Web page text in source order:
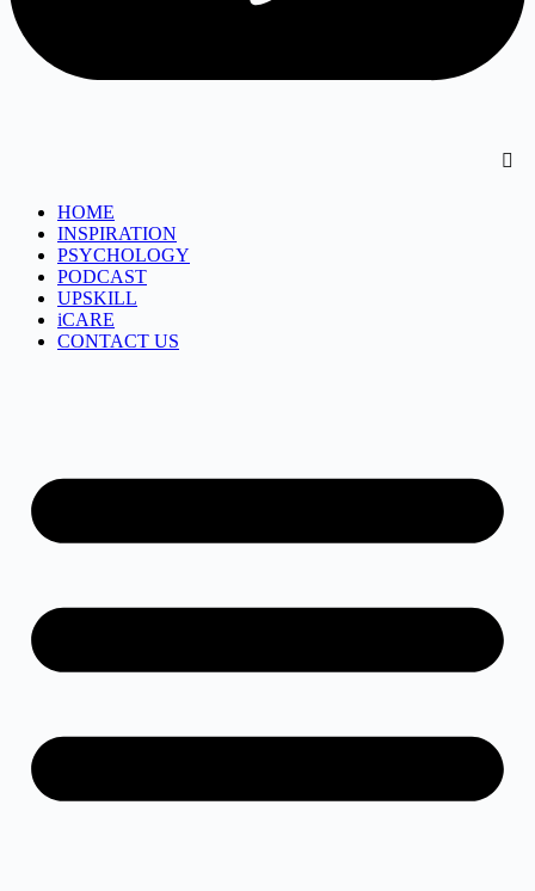
HOME
INSPIRATION
PSYCHOLOGY
PODCAST
UPSKILL
iCARE
CONTACT US